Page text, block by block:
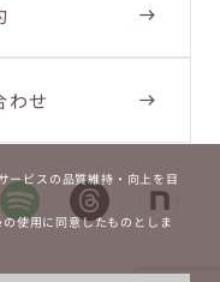
わせ
ービスの品質維持・向上を目
使用に同意したものとしま